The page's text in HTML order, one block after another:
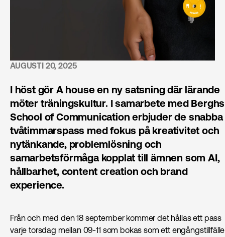
AUGUSTI 20, 2025
I höst gör A house en ny satsning där lärande
möter träningskultur. I samarbete med Berghs
School of Communication erbjuder de snabba
tvåtimmarspass med fokus på kreativitet och
nytänkande, problemlösning och
samarbetsförmåga kopplat till ämnen som AI,
hållbarhet, content creation och brand
experience.
Från och med den 18 september kommer det hållas ett pass
varje torsdag mellan 09-11 som bokas som ett engångstillfälle